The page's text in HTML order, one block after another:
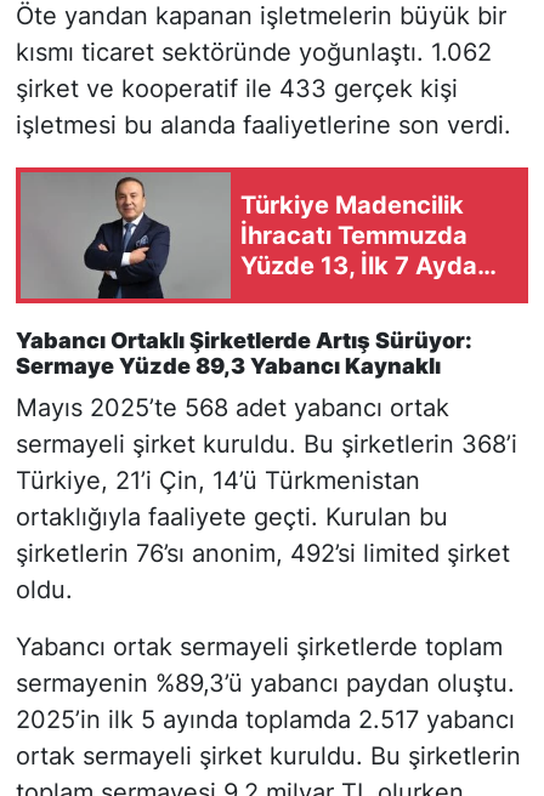
Öte yandan kapanan işletmelerin büyük bir
kısmı ticaret sektöründe yoğunlaştı. 1.062
şirket ve kooperatif ile 433 gerçek kişi
işletmesi bu alanda faaliyetlerine son verdi.
Türkiye Madencilik
İhracatı Temmuzda
Yüzde 13, İlk 7 Ayda
Yabancı Ortaklı Şirketlerde Artış Sürüyor:
Sermaye Yüzde 89,3 Yabancı Kaynaklı
Mayıs 2025’te 568 adet yabancı ortak
sermayeli şirket kuruldu. Bu şirketlerin 368’i
Türkiye, 21’i Çin, 14’ü Türkmenistan
ortaklığıyla faaliyete geçti. Kurulan bu
şirketlerin 76’sı anonim, 492’si limited şirket
oldu.
Yabancı ortak sermayeli şirketlerde toplam
sermayenin %89,3’ü yabancı paydan oluştu.
2025’in ilk 5 ayında toplamda 2.517 yabancı
ortak sermayeli şirket kuruldu. Bu şirketlerin